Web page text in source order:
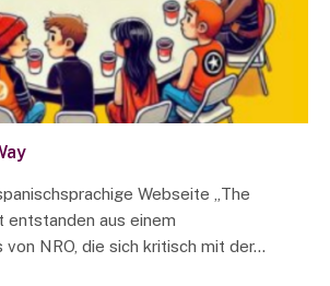
Webseite „The
entstanden aus einem
von NRO, die sich kritisch mit der…